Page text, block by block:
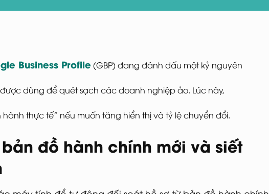
Business Profile (GBP) đang đánh dấu một kỷ nguyên
dùng để quét sạch các doanh nghiệp ảo. Lúc này,
thực tế” nếu muốn tăng hiển thị và tỷ lệ chuyển đổi.
đồ hành chính mới và siết